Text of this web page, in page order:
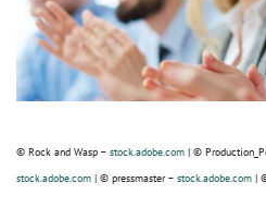
© Rock and Wasp – stock.adobe.com | ©
stock.adobe.com | © pressmaster – stock.adobe.com |